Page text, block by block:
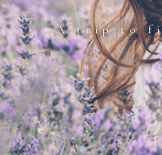
A trip to